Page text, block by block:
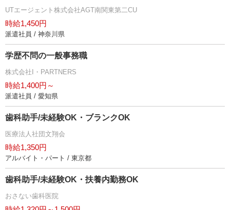
UTエージェント株式会社AGT南関東第二CU
時給1,450円
派遣社員 / 神奈川県
学歴不問の一般事務職
株式会社I・PARTNERS
時給1,400円～
派遣社員 / 愛知県
歯科助手/未経験OK・ブランクOK
医療法人社団文翔会
時給1,350円
アルバイト・パート / 東京都
歯科助手/未経験OK・扶養内勤務OK
おさない歯科医院